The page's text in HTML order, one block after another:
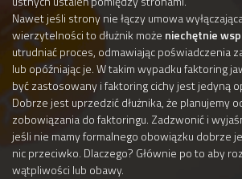
Nawet jeśli strony nie łączy umowa
wierzytelności to dłużnik może niechętnie
utrudniać proces, odmawiając poświadczenia
lub opóźniając je. W takim wypadku faktoring
być zastosowany i faktoring cichy jest jedyną
Dobrze jest uprzedzić dłużnika, że planujemy
zobowiązania do faktoringu. Zadzwonić i
jeśli nie mamy formalnego obowiązku dobrze
nic przeciwko. Dlaczego? Głównie po to aby
wątpliwości lub obawy.